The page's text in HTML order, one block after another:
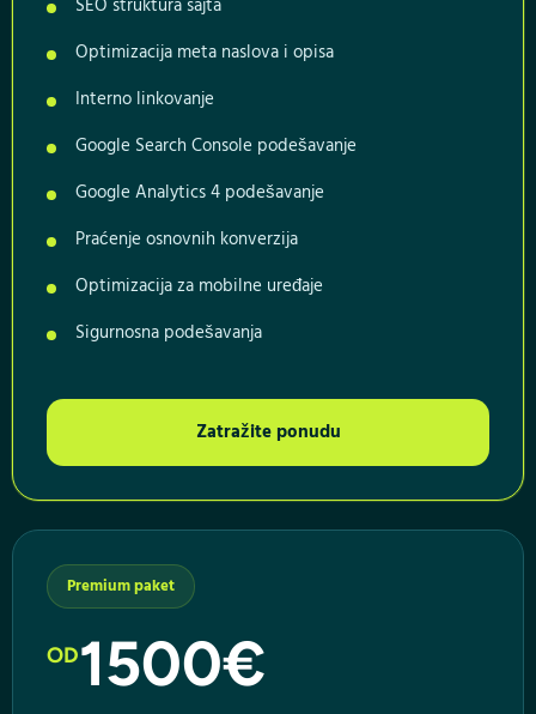
Optimizacija meta naslova i opisa
Interno linkovanje
Google Search Console podešavanje
Google Analytics 4 podešavanje
Praćenje osnovnih konverzija
Optimizacija za mobilne uređaje
Sigurnosna podešavanja
Zatražite ponudu
Premium paket
OD1500€